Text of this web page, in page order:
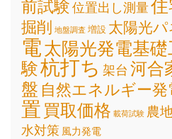
前試験位置出し測量住
掘削 地盤調査 増設 太陽光
電太陽光発電基礎
験杭打ち 架台 河合
盤 自然エネルギー発
置 買取価格 載荷試験 農
水対策 風力発電